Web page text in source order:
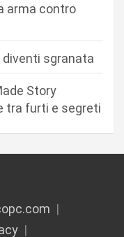
arma contro
sgranata
Story
tra furti e segreti